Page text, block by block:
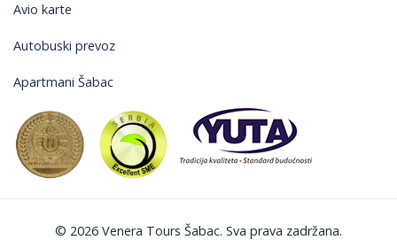
Avio karte
Autobuski prevoz
Apartmani Šabac
© 2026 Venera Tours Šabac. Sva prava zadržana.